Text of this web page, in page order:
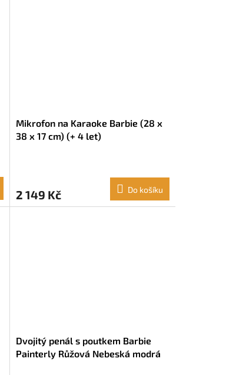
Mikrofon na Karaoke Barbie (28 x
38 x 17 cm) (+ 4 let)
2 149 Kč Do košíku
Dvojitý penál s poutkem Barbie
Painterly Růžová Nebeská modrá